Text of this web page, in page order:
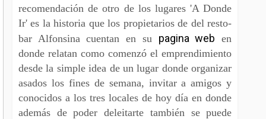
recomendación de otro de los lugares 'A Donde
Ir' es la historia que los propietarios de del resto-
bar Alfonsina cuentan en su pagina web en
donde relatan como comenzó el emprendimiento
desde la simple idea de un lugar donde organizar
asados los fines de semana, invitar a amigos y
conocidos a los tres locales de hoy día en donde
además de poder deleitarte también se puede